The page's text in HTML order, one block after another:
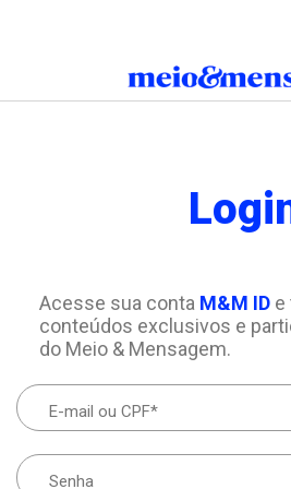
Acesse sua conta M&M IDe
conteúdos exclusivos e
do Meio & Mensagem.